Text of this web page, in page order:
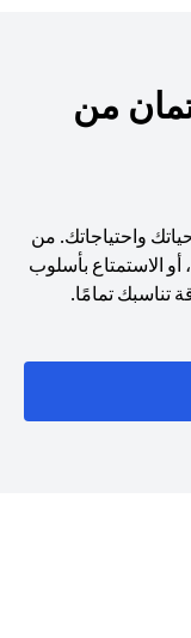
من
واحتياجاتك. من
الاستمتاع بأسلوب
تناسبك تمامًا.